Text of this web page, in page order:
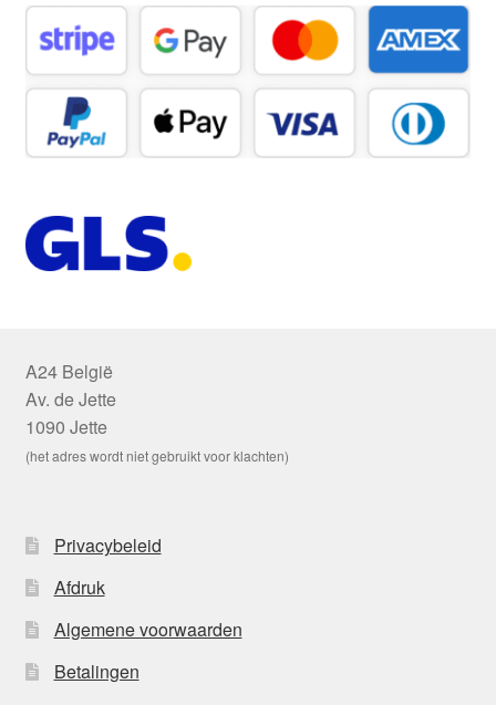
A24 België
Av. de Jette
1090 Jette
(het adres wordt niet gebruikt voor klachten)
Privacybeleid
Afdruk
Algemene voorwaarden
Betalingen